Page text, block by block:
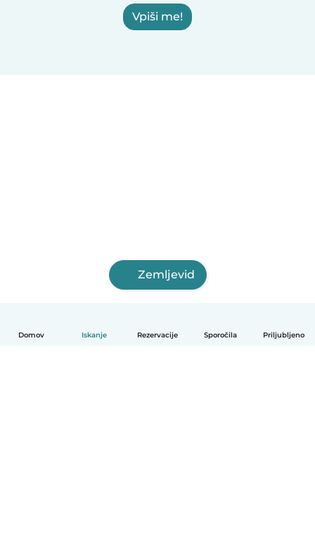
Domov Iskanje Rezervacije Sporočila Priljubljeno
Vpiši me!
Zemljevid